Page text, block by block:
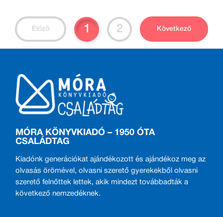
Előző 1 2 Következő
MÓRA KÖNYVKIADÓ – 1950 ÓTA
CSALÁDTAG
Kiadónk generációkat ajándékozott és ajándékoz meg az
olvasás örömével, olvasni szerető gyerekekből olvasni
szerető felnőttek lettek, akik mindezt továbbadták a
következő nemzedéknek.